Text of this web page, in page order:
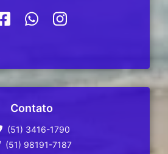
Contato
(51) 3416-1790
(51) 98191-7187